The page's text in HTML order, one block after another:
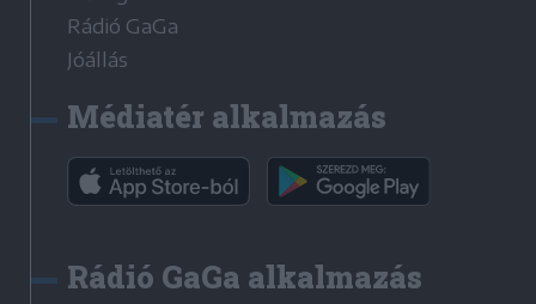
Rádió GaGa
Jóállás
Médiatér alkalmazás
Rádió GaGa alkalmazás